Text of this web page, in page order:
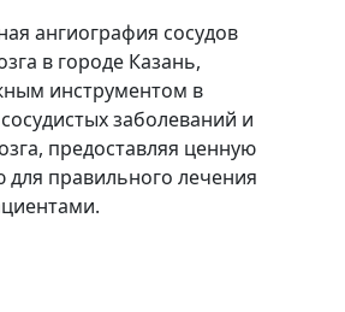
ангиография сосудов
в городе Казань,
инструментом в
заболеваний и
предоставляя ценную
правильного лечения